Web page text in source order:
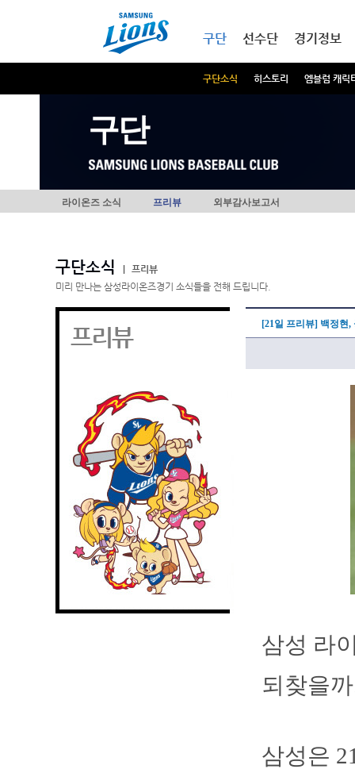
구단
구단소식 히스토리 엠블럼 캐릭
선수단 경기정보
구단
라이온즈 소식 프리뷰 외부감사보고서
구단소식
프리뷰
미리 만나는 삼성라이온즈경기 소식들을 전해 드립니다.
프리뷰 [21일 프리뷰] 백정현
삼성 라
되찾을
삼성은